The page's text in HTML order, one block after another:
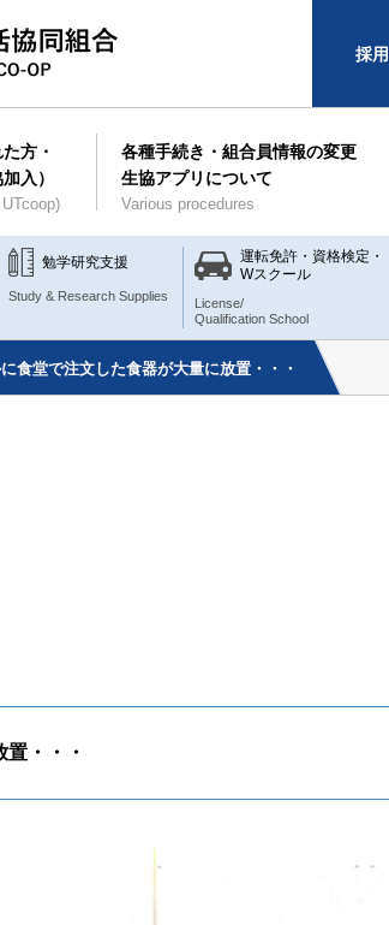
採用
方・
入）
各種手続き・組合員情報の変更
生協アプリについて
Various procedures
勉学研究支援
Study & Research Supplies
運転免許・資格検定・
Wスクール
License/
Qualification School
食堂で注文した食器が大量に放置・・・
・・・